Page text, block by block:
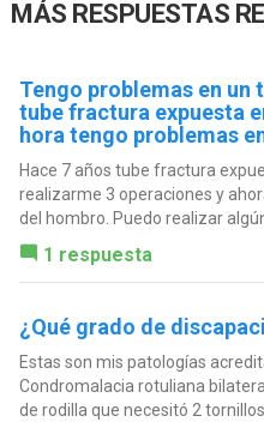
MÁS RESPUESTAS
Tengo problemas en un
tube fractura expuesta
hora tengo problemas
Hace 7 años tube fractura
realizarme 3 operaciones y
del hombro. Puedo realizar
1 respuesta
¿Qué grado de
Estas son mis patologías
Condromalacia rotuliana
de rodilla que necesitó 2